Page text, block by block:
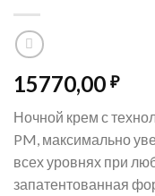
15770,00 ₽
Ночной крем с
PM, максимально
всех уровнях при
запатентованная